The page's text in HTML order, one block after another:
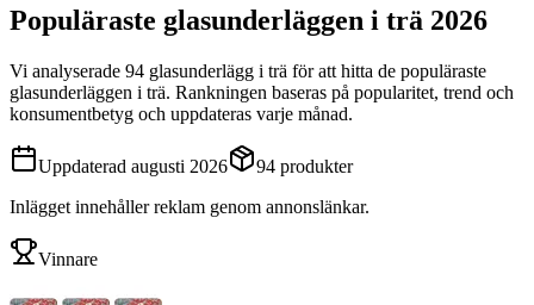
Populäraste glasunderläggen i trä 2026
Vi analyserade 94 glasunderlägg i trä för att hitta de populäraste
glasunderläggen i trä. Rankningen baseras på popularitet, trend och
konsumentbetyg och uppdateras varje månad.
Uppdaterad augusti 2026 94 produkter
Inlägget innehåller reklam genom annonslänkar.
Vinnare